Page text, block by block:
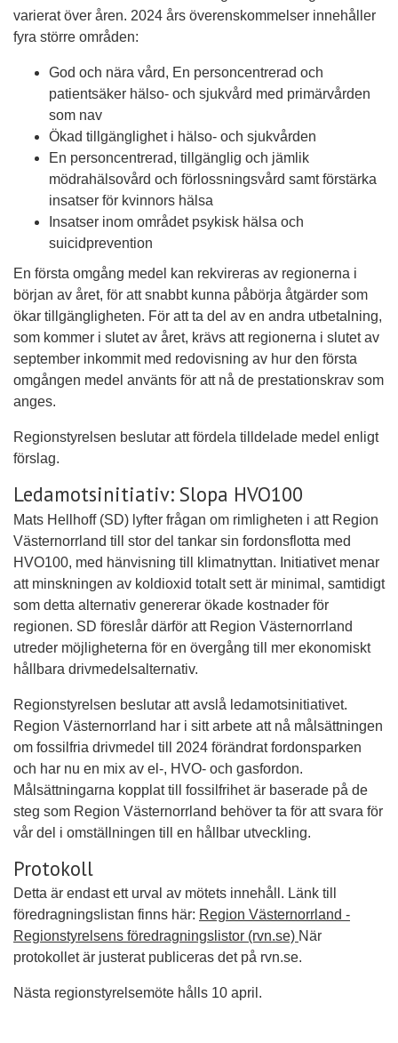
varierat över åren. 2024 års överenskommelser innehåller
fyra större områden:
God och nära vård, En personcentrerad och
patientsäker hälso- och sjukvård med primärvården
som nav
Ökad tillgänglighet i hälso- och sjukvården
En personcentrerad, tillgänglig och jämlik
mödrahälsovård och förlossningsvård samt förstärka
insatser för kvinnors hälsa
Insatser inom området psykisk hälsa och
suicidprevention
En första omgång medel kan rekvireras av regionerna i
början av året, för att snabbt kunna påbörja åtgärder som
ökar tillgängligheten. För att ta del av en andra utbetalning,
som kommer i slutet av året, krävs att regionerna i slutet av
september inkommit med redovisning av hur den första
omgången medel använts för att nå de prestationskrav som
anges.
Regionstyrelsen beslutar att fördela tilldelade medel enligt
förslag.
Ledamotsinitiativ: Slopa HVO100
Mats Hellhoff (SD) lyfter frågan om rimligheten i att Region
Västernorrland till stor del tankar sin fordonsflotta med
HVO100, med hänvisning till klimatnyttan. Initiativet menar
att minskningen av koldioxid totalt sett är minimal, samtidigt
som detta alternativ genererar ökade kostnader för
regionen. SD föreslår därför att Region Västernorrland
utreder möjligheterna för en övergång till mer ekonomiskt
hållbara drivmedelsalternativ.
Regionstyrelsen beslutar att avslå ledamotsinitiativet.
Region Västernorrland har i sitt arbete att nå målsättningen
om fossilfria drivmedel till 2024 förändrat fordonsparken
och har nu en mix av el-, HVO- och gasfordon.
Målsättningarna kopplat till fossilfrihet är baserade på de
steg som Region Västernorrland behöver ta för att svara för
vår del i omställningen till en hållbar utveckling.
Protokoll
Detta är endast ett urval av mötets innehåll. Länk till
föredragningslistan finns här: Region Västernorrland -
Regionstyrelsens föredragningslistor (rvn.se) När
protokollet är justerat publiceras det på rvn.se.
Nästa regionstyrelsemöte hålls 10 april.